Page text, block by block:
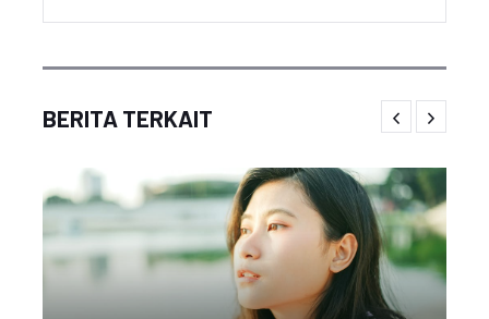
BERITA TERKAIT